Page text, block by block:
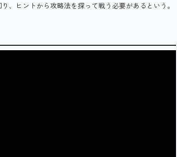
、ヒントから攻略法を探って戦う必要があるという。